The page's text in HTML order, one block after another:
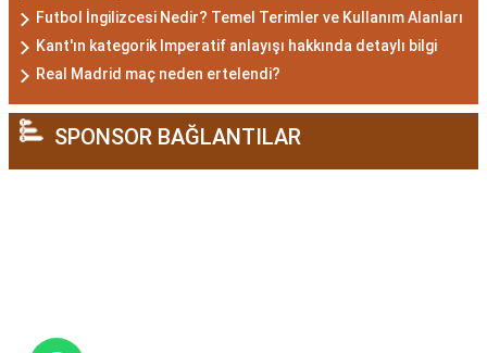
Akrep burcu kadını, çekici ve gizemli bir aura ile
çevrili olan kadınlardır. Zekalarını kullanarak
çözüm odaklı düşünürler ve hedeflerine
ulaşmak için kararlılıkla çalışırlar. Aynı zamanda
duygusal derinlikleri, ilişkilerinde tutkulu ve
bağlı olmalarını sağlar. Akrep burcu kadınları,
Futbol İngilizcesi Nedir? Temel Terimler ve Kullanım Alanları
Kant'ın kategorik Imperatif anlayışı hakkında detaylı bilgi
Real Madrid maç neden ertelendi?
SPONSOR BAĞLANTILAR